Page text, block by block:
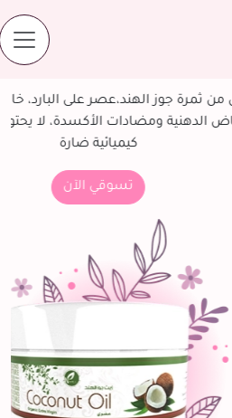
العضوي
على البارد، خام غير مهدرج ، غني
الأكسدة، لا يحتوي على أي مواد